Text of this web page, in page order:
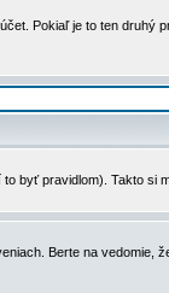
Pokiaľ je to ten druhý
byť pravidlom). Takto si
Berte na vedomie,